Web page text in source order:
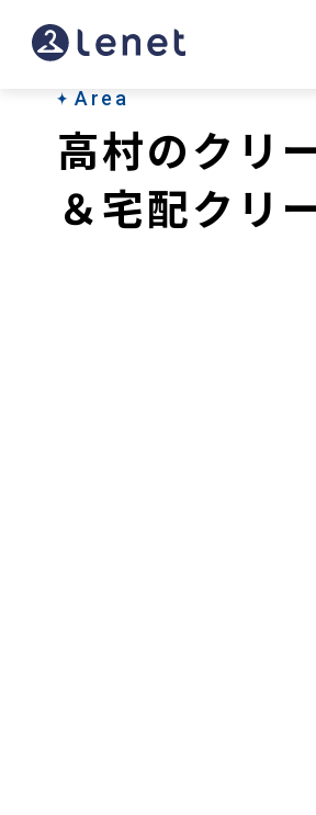
高
村
Area
高村のクリ
＆宅配クリ